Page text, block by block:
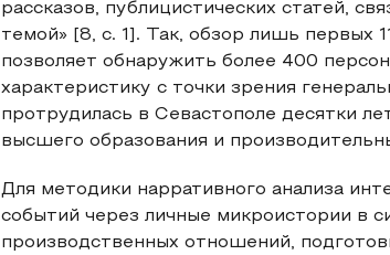
рассказов, публицистических статей,
темой» [8, с. 1]. Так, обзор лишь первых
позволяет обнаружить более 400
характеристику с точки зрения
протрудилась в Севастополе десятки
высшего образования и
Для методики нарративного анализа
событий через личные микроистории в
производственных отношений,